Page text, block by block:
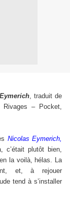
, traduit de
Rivages – Pocket,
Nicolas Eymerich,
c’était plutôt bien,
la voilà, hélas. La
et, à rejouer
tend à s’installer